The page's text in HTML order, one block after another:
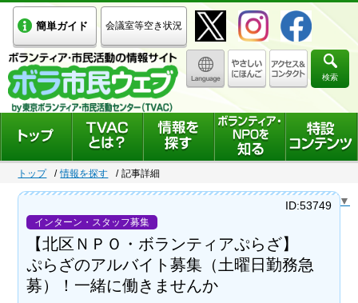
簡単ガイド 会議室等空き状況
検索
トップ 情報を探す 記事詳細
Select Language ▼
インターン・スタッフ募集
【北区ＮＰＯ・ボランティアぷらざ】
ぷらざのアルバイト募集（土曜日勤務急
募）！一緒に働きませんか
ID:53749